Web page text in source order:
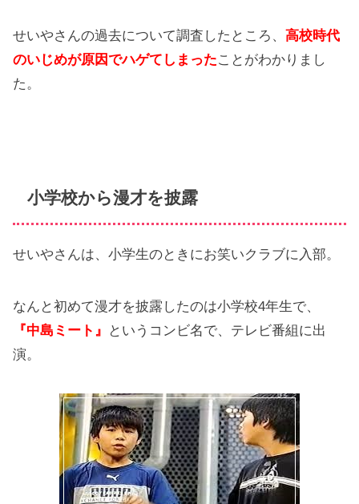
せいやさんの過去について調査したところ、高校時代
のいじめが原因でハゲてしまったことがわかりまし
た。
小学校から漫才を披露
せいやさんは、小学生のときにお笑いクラブに入部。
なんと初めて漫才を披露したのは小学校4年生で、
『中島ミート』 というコンビ名で、テレビ番組に出
演。